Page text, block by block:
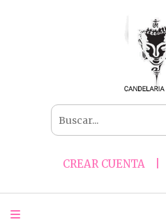
CREAR CUENTA